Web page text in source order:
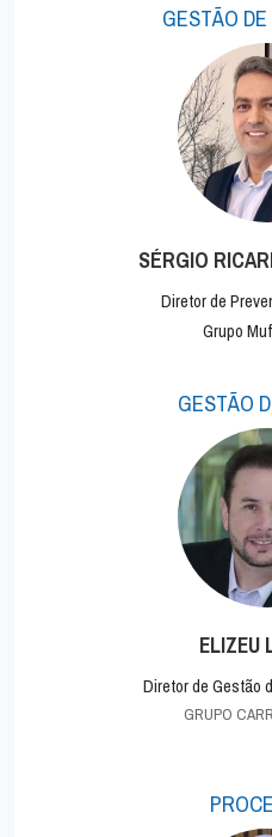
GESTÃO
SÉRGIO
Diretor de
Grupo
GESTÃO
ELIZEU
Diretor de Gestão
GRUPO